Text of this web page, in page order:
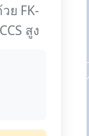
ย FK-
สูง